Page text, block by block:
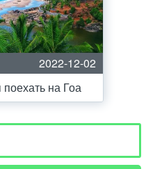
2022-12-02
на Гоа